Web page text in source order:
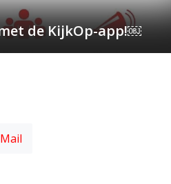
de KijkOp-app!￼
Mail